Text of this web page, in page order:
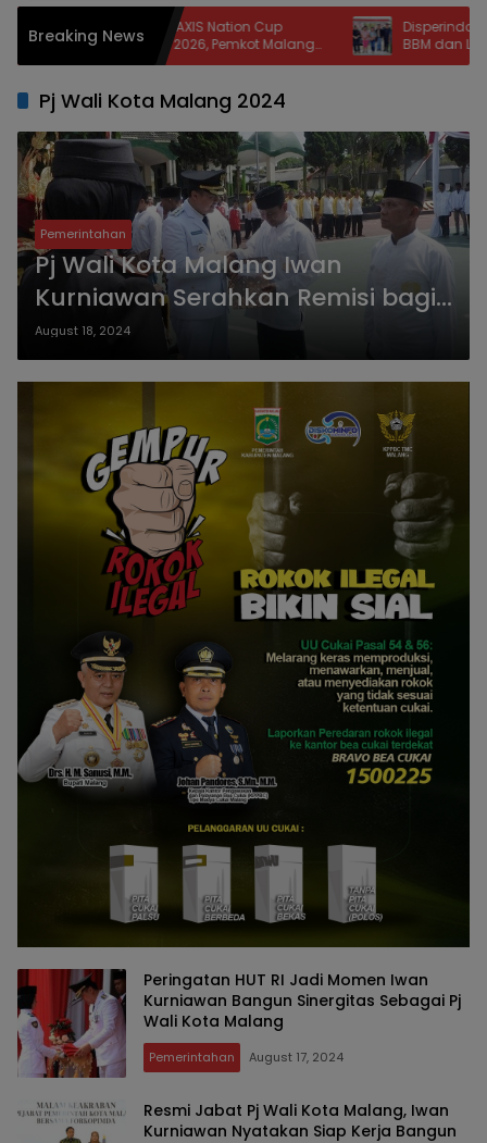
Breaking News
Ramaikan AXIS Nation Cup
Malang 2026, Pemkot Malang
Bibit Atlet dan Dongkrak
Disperindag Nisel
BBM dan LPG: Jalan
Berkurang, Jaringan
Pj Wali Kota Malang 2024
Pemerintahan
Pj Wali Kota Malang Iwan
Kurniawan Serahkan Remisi bagi
2.058 Penghuni Lapas Lowokwaru
August 18, 2024
Peringatan HUT RI Jadi Momen Iwan
Kurniawan Bangun Sinergitas Sebagai Pj
Wali Kota Malang
Pemerintahan August 17, 2024
Resmi Jabat Pj Wali Kota Malang, Iwan
Kurniawan Nyatakan Siap Kerja Bangun